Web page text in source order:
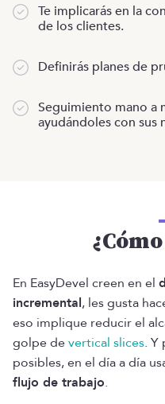
Te implicarás en la
de los clientes.
Definirás planes de
Seguimiento mano a
ayudándoles con sus
En EasyDevel creen en el
incremental, les gusta
eso implique reducir el
golpe devertical slices. Y
posibles, en el día a día
flujo de trabajo.